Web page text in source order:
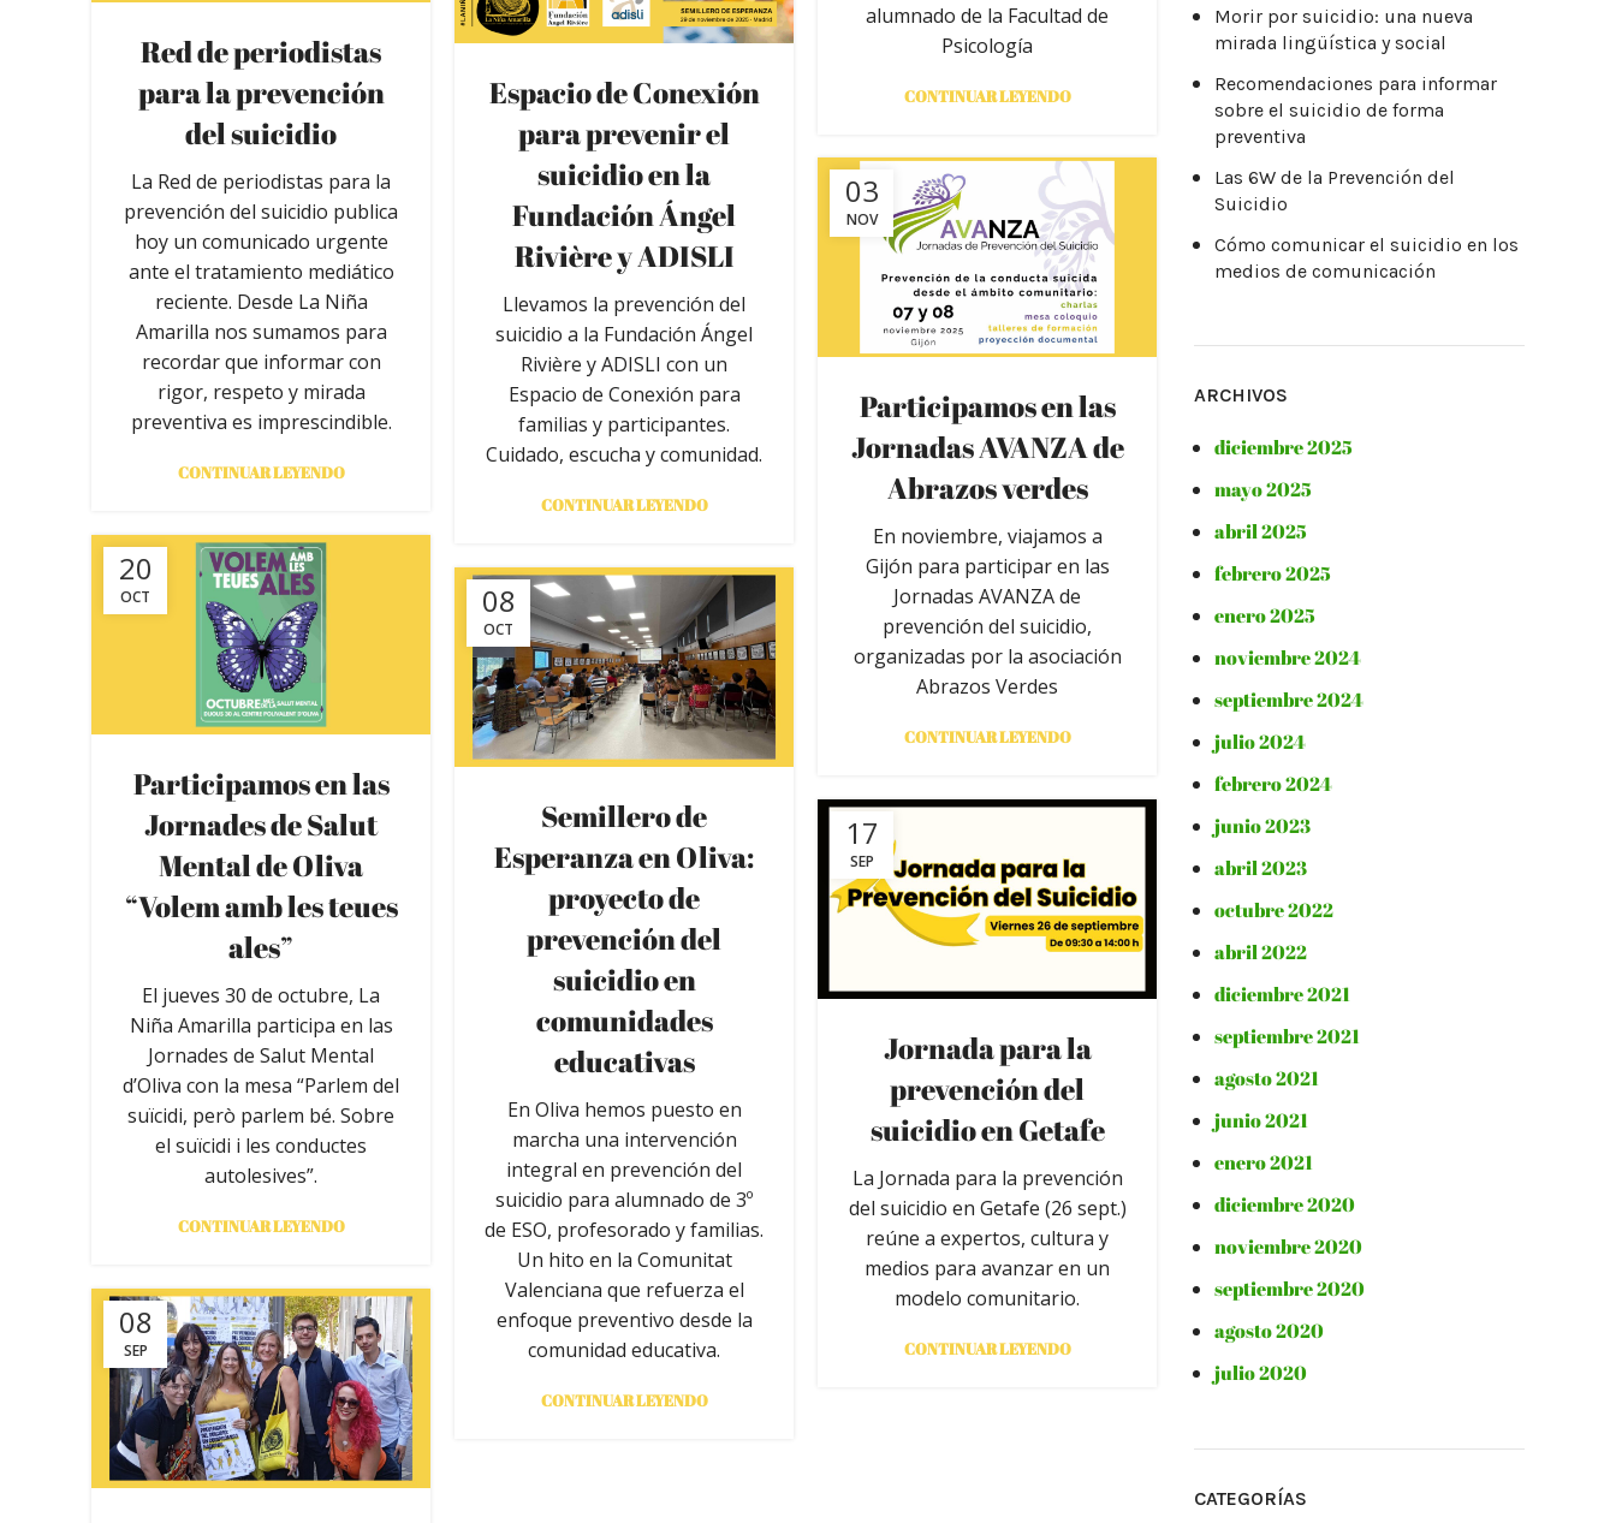
alumnado de la Facultad de
Psicología
CONTINUAR LEYENDO
Red de periodistas
para la prevención
del suicidio
La Red de periodistas para la
prevención del suicidio publica
hoy un comunicado urgente
ante el tratamiento mediático
reciente. Desde La Niña
Amarilla nos sumamos para
recordar que informar con
rigor, respeto y mirada
preventiva es imprescindible.
CONTINUAR LEYENDO
Espacio de Conexión
para prevenir el
suicidio en la
Fundación Ángel
Rivière y ADISLI
Llevamos la prevención del
suicidio a la Fundación Ángel
Rivière y ADISLI con un
Espacio de Conexión para
familias y participantes.
Cuidado, escucha y comunidad.
CONTINUAR LEYENDO
03
NOV
Participamos en las
Jornadas AVANZA de
Abrazos verdes
En noviembre, viajamos a
Gijón para participar en las
Jornadas AVANZA de
prevención del suicidio,
organizadas por la asociación
Abrazos Verdes
CONTINUAR LEYENDO
20
OCT
Participamos en las
Jornades de Salut
Mental de Oliva
“Volem amb les teues
ales”
El jueves 30 de octubre, La
Niña Amarilla participa en las
Jornades de Salut Mental
d’Oliva con la mesa “Parlem del
suïcidi, però parlem bé. Sobre
el suïcidi i les conductes
autolesives”.
CONTINUAR LEYENDO
08
OCT
Semillero de
Esperanza en Oliva:
proyecto de
prevención del
suicidio en
comunidades
educativas
En Oliva hemos puesto en
marcha una intervención
integral en prevención del
suicidio para alumnado de 3º
de ESO, profesorado y familias.
Un hito en la Comunitat
Valenciana que refuerza el
enfoque preventivo desde la
comunidad educativa.
CONTINUAR LEYENDO
17
SEP
Jornada para la
prevención del
suicidio en Getafe
La Jornada para la prevención
del suicidio en Getafe (26 sept.)
reúne a expertos, cultura y
medios para avanzar en un
modelo comunitario.
CONTINUAR LEYENDO
08
SEP
Morir por suicidio: una nueva
mirada lingüística y social
Recomendaciones para informar
sobre el suicidio de forma
preventiva
Las 6W de la Prevención del
Suicidio
Cómo comunicar el suicidio en los
medios de comunicación
ARCHIVOS
diciembre 2025
mayo 2025
abril 2025
febrero 2025
enero 2025
noviembre 2024
septiembre 2024
julio 2024
febrero 2024
junio 2023
abril 2023
octubre 2022
abril 2022
diciembre 2021
septiembre 2021
agosto 2021
junio 2021
enero 2021
diciembre 2020
noviembre 2020
septiembre 2020
agosto 2020
julio 2020
CATEGORÍAS